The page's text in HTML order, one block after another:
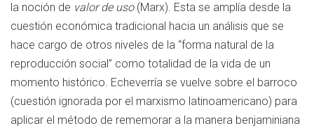
la noción de valor de uso(Marx). Esta se amplía desde la
cuestión económica tradicional hacia un análisis que se
hace cargo de otros niveles de la “forma natural de la
reproducción social” como totalidad de la vida de un
momento histórico. Echeverría se vuelve sobre el barroco
(cuestión ignorada por el marxismo latinoamericano) para
aplicar el método de rememorar a la manera benjaminiana